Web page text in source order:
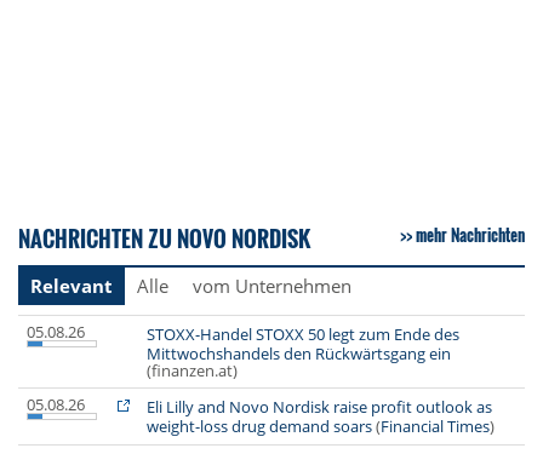
NACHRICHTEN ZU NOVO NORDISK mehr Nachrichten
Relevant Alle vom Unternehmen
05.08.26
STOXX-Handel STOXX 50 legt zum Ende des
Mittwochshandels den Rückwärtsgang ein
(finanzen.at)
05.08.26
Eli Lilly and Novo Nordisk raise profit outlook as
weight-loss drug demand soars(Financial Times)